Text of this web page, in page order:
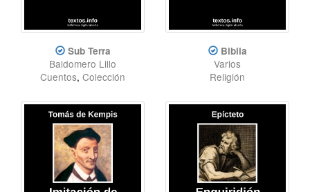
Sub Terra
Baldomero Lillo
Cuentos, Colección
Biblia
Varios
Religión